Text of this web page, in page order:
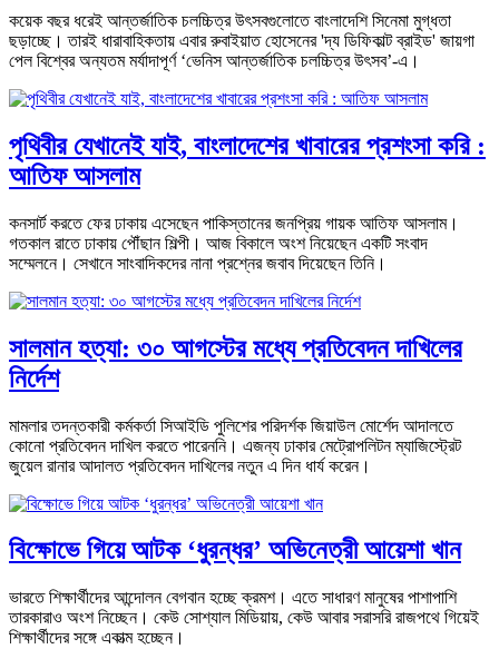
কয়েক বছর ধরেই আন্তর্জাতিক চলচ্চিত্র উৎসবগুলোতে বাংলাদেশি সিনেমা মুগ্ধতা
ছড়াচ্ছে। তারই ধারাবাহিকতায় এবার রুবাইয়াত হোসেনের 'দ্য ডিফিকাল্ট ব্রাইড' জায়গা
পেল বিশ্বের অন্যতম মর্যাদাপূর্ণ ‘ভেনিস আন্তর্জাতিক চলচ্চিত্র উৎসব’-এ।
পৃথিবীর যেখানেই যাই, বাংলাদেশের খাবারের প্রশংসা করি :
আতিফ আসলাম
কনসার্ট করতে ফের ঢাকায় এসেছেন পাকিস্তানের জনপ্রিয় গায়ক আতিফ আসলাম।
গতকাল রাতে ঢাকায় পৌঁছান শিল্পী। আজ বিকালে অংশ নিয়েছেন একটি সংবাদ
সম্মেলনে। সেখানে সাংবাদিকদের নানা প্রশ্নের জবাব দিয়েছেন তিনি।
সালমান হত্যা: ৩০ আগস্টের মধ্যে প্রতিবেদন দাখিলের
নির্দেশ
মামলার তদন্তকারী কর্মকর্তা সিআইডি পুলিশের পরিদর্শক জিয়াউল মোর্শেদ আদালতে
কোনো প্রতিবেদন দাখিল করতে পারেননি। এজন্য ঢাকার মেট্রোপলিটন ম্যাজিস্ট্রেট
জুয়েল রানার আদালত প্রতিবেদন দাখিলের নতুন এ দিন ধার্য করেন।
বিক্ষোভে গিয়ে আটক ‘ধুরন্ধর’ অভিনেত্রী আয়েশা খান
ভারতে শিক্ষার্থীদের আন্দোলন বেগবান হচ্ছে ক্রমশ। এতে সাধারণ মানুষের পাশাপাশি
তারকারাও অংশ নিচ্ছেন। কেউ সোশ্যাল মিডিয়ায়, কেউ আবার সরাসরি রাজপথে গিয়েই
শিক্ষার্থীদের সঙ্গে একাত্ম হচ্ছেন।